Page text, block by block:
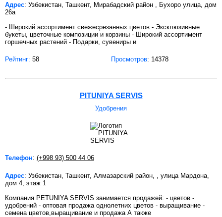
Адрес: Узбекистан, Ташкент, Мирабадский район , Бухоро улица, дом
26а
- Широкий ассортимент свежесрезанных цветов - Эксклюзивные
букеты, цветочные композиции и корзины - Широкий ассортимент
горшечных растений - Подарки, сувениры и
Рейтинг: 58 Просмотров: 14378
PITUNIYA SERVIS
Удобрения
Телефон: (+998 93) 500 44 06
Адрес: Узбекистан, Ташкент, Алмазарский район, , улица Мардона,
дом 4, этаж 1
Компания PETUNIYA SERVIS занимается продажей: - цветов -
удобрений - оптовая продажа однолетних цветов - выращивание -
семена цветов,выращивание и продажа А также